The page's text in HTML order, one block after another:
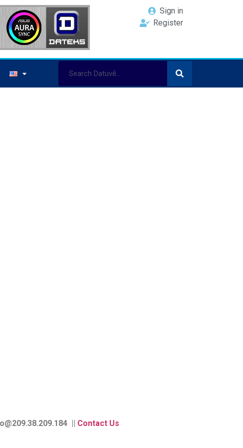
Sign in
Register
|| Contact Us